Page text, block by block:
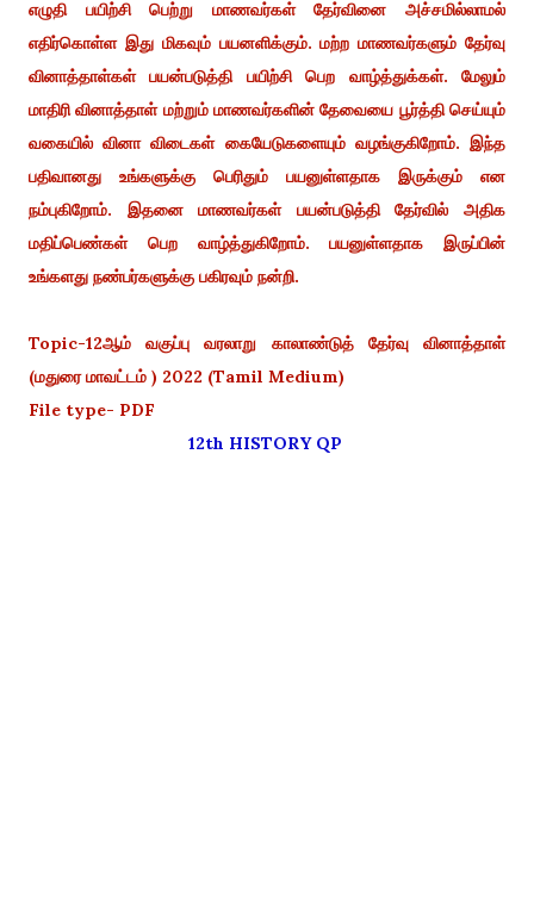
எழுதி பயிற்சி பெற்று மாணவர்கள் தேர்வினை அச்சமில்லாமல்
எதிர்கொள்ள இது மிகவும் பயனளிக்கும். மற்ற மாணவர்களும் தேர்வு
வினாத்தாள்கள் பயன்படுத்தி பயிற்சி பெற வாழ்த்துக்கள். மேலும்
மாதிரி வினாத்தாள் மற்றும் மாணவர்களின் தேவையை பூர்த்தி செய்யும்
வகையில் வினா விடைகள் கையேடுகளையும் வழங்குகிறோம். இந்த
பதிவானது உங்களுக்கு பெரிதும் பயனுள்ளதாக இருக்கும் என
நம்புகிறோம். இதனை மாணவர்கள் பயன்படுத்தி தேர்வில் அதிக
மதிப்பெண்கள் பெற வாழ்த்துகிறோம். பயனுள்ளதாக இருப்பின்
உங்களது நண்பர்களுக்கு பகிரவும் நன்றி.
Topic-12ஆம் வகுப்பு வரலாறு காலாண்டுத் தேர்வு வினாத்தாள்
(மதுரை மாவட்டம் ) 2022 (Tamil Medium)
File type- PDF
12th HISTORY QP